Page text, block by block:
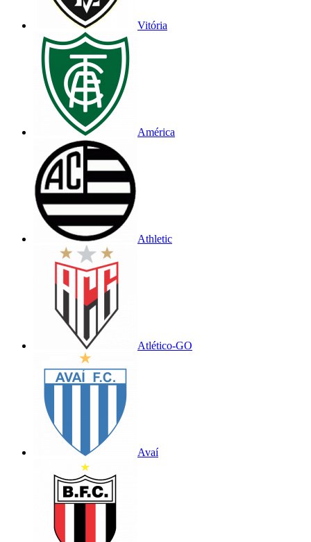
Vitória
América
Athletic
Atlético-GO
Avaí